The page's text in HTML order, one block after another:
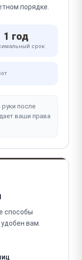
порядке.
1 год
срок
после
ваши права
способы
вам.